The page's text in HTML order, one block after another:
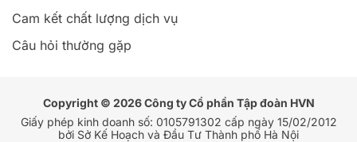
Cam kết chất lượng dịch vụ
Câu hỏi thường gặp
Copyright © 2026 Công ty Cổ phần Tập đoàn HVN
Giấy phép kinh doanh số: 0105791302 cấp ngày 15/02/2012
bởi Sở Kế Hoạch và Đầu Tư Thành phố Hà Nội